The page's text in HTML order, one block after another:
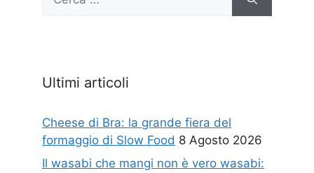
per:
Ultimi articoli
Cheese di Bra: la grande fiera del
formaggio di Slow Food 8 Agosto 2026
Il wasabi che mangi non è vero wasabi: